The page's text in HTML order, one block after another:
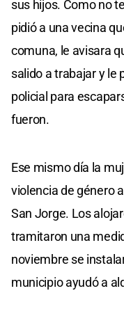
sus hijos. Como no
pidió a una vecina
comuna, le avisara
salido a trabajar y le
policial para
fueron.
Ese mismo día la
violencia de género
San Jorge. Los
tramitaron una
noviembre se
municipio ayudó a